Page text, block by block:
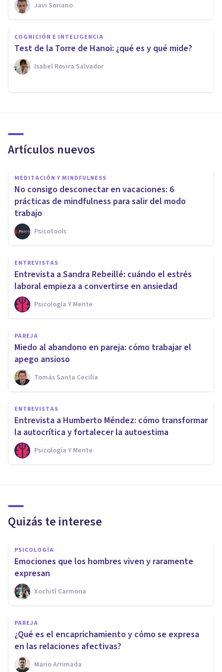
Javi Soriano
COGNICIÓN E INTELIGENCIA
Test de la Torre de Hanoi: ¿qué es y qué mide?
Isabel Rovira Salvador
Artículos nuevos
MEDITACIÓN Y MINDFULNESS
No consigo desconectar en vacaciones: 6
prácticas de mindfulness para salir del modo
trabajo
Psicotools
ENTREVISTAS
Entrevista a Sandra Rebeillé: cuándo el estrés
laboral empieza a convertirse en ansiedad
Psicología Y Mente
PAREJA
Miedo al abandono en pareja: cómo trabajar el
apego ansioso
Tomás Santa Cecilia
ENTREVISTAS
Entrevista a Humberto Méndez: cómo transformar
la autocrítica y fortalecer la autoestima
Psicología Y Mente
Quizás te interese
PSICOLOGÍA
Emociones que los hombres viven y raramente
expresan
Xochitl Carmona
PAREJA
¿Qué es el encaprichamiento y cómo se expresa
en las relaciones afectivas?
Mario Arrimada